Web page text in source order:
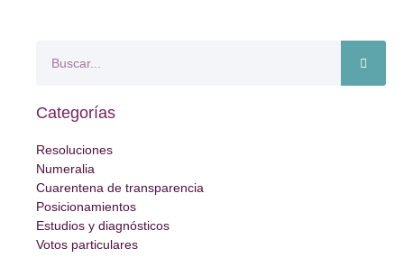
Categorías
Resoluciones
Numeralia
Cuarentena de transparencia
Posicionamientos
Estudios y diagnósticos
Votos particulares